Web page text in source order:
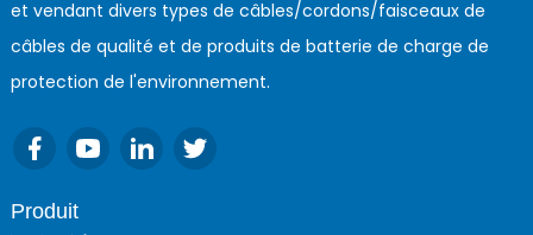
et vendant divers types de câbles/cordons/faisceaux de
câbles de qualité et de produits de batterie de charge de
protection de l'environnement.
Produit